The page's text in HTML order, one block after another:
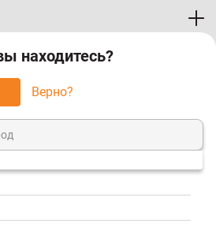
находитесь?
Верно?
ОПЛАТЕ: